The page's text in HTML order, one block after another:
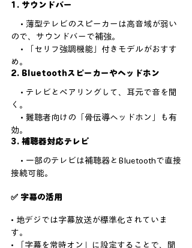
1. サウンドバー
• 薄型テレビのスピーカーは高音域が弱い
ので、サウンドバーで補強。
• 「セリフ強調機能」付きモデルがおすす
め。
2. Bluetoothスピーカーやヘッドホン
• テレビとペアリングして、耳元で音を聞
く。
• 難聴者向けの「骨伝導ヘッドホン」も有
効。
3. 補聴器対応テレビ
• 一部のテレビは補聴器とBluetoothで直接
接続可能。
✅ 字幕の活用
• 地デジでは字幕放送が標準化されていま
す。
• 「字幕を常時オン」に設定することで、聞